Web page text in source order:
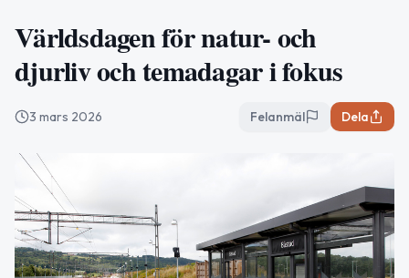
Världsdagen för natur- och
djurliv och temadagar i fokus
3 mars 2026 Felanmäl Dela